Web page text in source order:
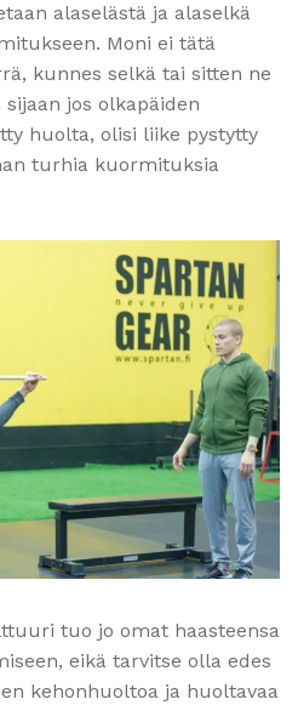
alaselästä ja alaselkä
Moni ei tätä
kunnes selkä tai sitten ne
jos olkapäiden
huolta, olisi liike pystytty
turhia kuormituksia
tuo jo omat haasteensa
eikä tarvitse olla edes
kehonhuoltoa ja huoltavaa